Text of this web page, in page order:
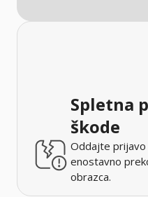
Spletna
škode
Oddajte prijavo
enostavno
obrazca.